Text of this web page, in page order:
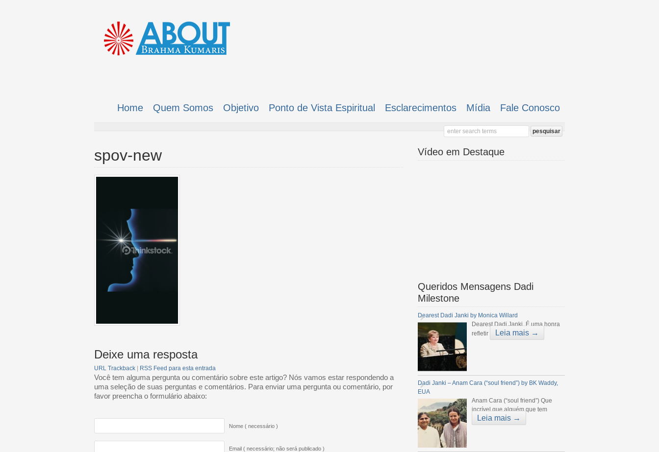
Home Quem Somos Objetivo Ponto de Vista Espiritual Esclarecimentos Mídia Fale Conosco
spov-new
Deixe uma resposta
URL Trackback RSS Feed para esta entrada
Você tem alguma pergunta ou comentário sobre este artigo? Nós vamos estar respondendo a
uma seleção de suas perguntas e comentários. Para enviar uma pergunta ou comentário, por
favor preencha o formulário abaixo:
Nome ( necessário )
Email ( necessário; não será publicado )
Vídeo em Destaque
Queridos Mensagens Dadi
Milestone
Dearest Dadi Janki by Monica Willard
Dearest Dadi Janki, É uma honra
refletir
Leia mais →
Dadi Janki – Anam Cara (“soul friend”) by BK Waddy,
EUA
Anam Cara (“soul friend”) Que
incrível que alguém que tem
Leia mais →